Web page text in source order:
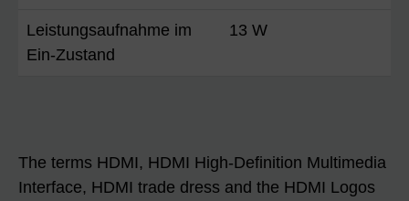
Leistungsaufnahme im
Ein-Zustand
13 W
The terms HDMI, HDMI High-Definition Multimedia
Interface, HDMI trade dress and the HDMI Logos